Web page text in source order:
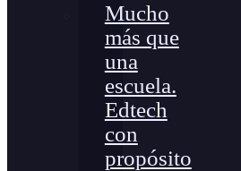
Mucho
más que
una
escuela.
Edtech
con
propósito